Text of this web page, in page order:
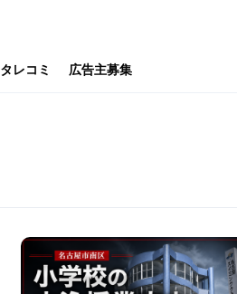
タレコミ 広告主募集